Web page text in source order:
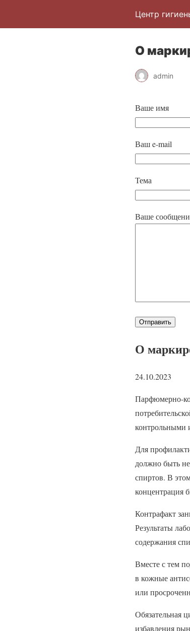
Центр
О
admin
Ваше имя
Ваш e-mail
Тема
Ваше
О
24.10.2023
Парфюмерно-
контрольными
Для
должно быть
спиртов. В
концентрация
Контрафакт
Результаты
содержания
Вместе с тем
в кожные
или
Обязательная
избавления